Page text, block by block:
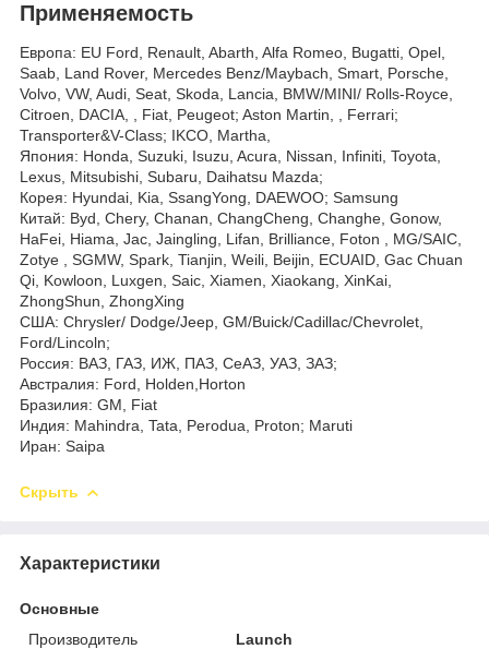
Применяемость
Европа: EU Ford, Renault, Abarth, Alfa Romeo, Bugatti, Opel,
Saab, Land Rover, Mercedes Benz/Maybach, Smart, Porsche,
Volvo, VW, Audi, Seat, Skoda, Lancia, BMW/MINI/ Rolls-Royce,
Citroen, DACIA, , Fiat, Peugeot; Aston Martin, , Ferrari;
Transporter&V-Class; IKCO, Martha,
Япония: Honda, Suzuki, Isuzu, Acura, Nissan, Infiniti, Toyota,
Lexus, Mitsubishi, Subaru, Daihatsu Mazda;
Корея: Hyundai, Kia, SsangYong, DAEWOO; Samsung
Китай: Byd, Chery, Chanan, ChangCheng, Changhe, Gonow,
HaFei, Hiama, Jac, Jaingling, Lifan, Brilliance, Foton , MG/SAIC,
Zotye , SGMW, Spark, Tianjin, Weili, Beijin, ECUAID, Gac Chuan
Qi, Kowloon, Luxgen, Saic, Xiamen, Xiaokang, XinKai,
ZhongShun, ZhongXing
США: Chrysler/ Dodge/Jeep, GM/Buick/Cadillac/Chevrolet,
Ford/Lincoln;
Россия: ВАЗ, ГАЗ, ИЖ, ПАЗ, СеАЗ, УАЗ, ЗАЗ;
Австралия: Ford, Holden,Horton
Бразилия: GM, Fiat
Индия: Mahindra, Tata, Perodua, Proton; Maruti
Иран: Saipa
Скрыть
Характеристики
Основные
Производитель
Launch